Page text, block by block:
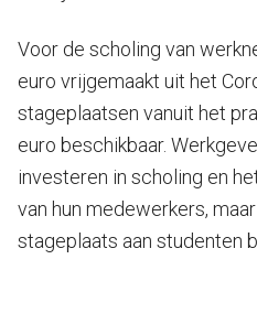
Voor de scholing van
euro vrijgemaakt uit het
stageplaatsen vanuit het
euro beschikbaar.
investeren in scholing en
van hun medewerkers,
stageplaats aan studenten